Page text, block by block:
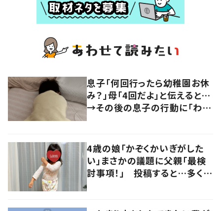
息子「何回行ったら幼稚園お休
み？」母「4回だよ」と伝えると…
→その後の息子の行動に「わか
4歳の娘「かぞくかいぎがした
い」まさかの議題に父親「最検
討事項！」 投稿すると…多くの